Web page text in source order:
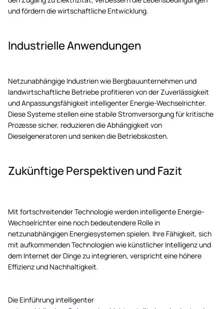
und fördern die wirtschaftliche Entwicklung.
Industrielle Anwendungen
Netzunabhängige Industrien wie Bergbauunternehmen und
landwirtschaftliche Betriebe profitieren von der Zuverlässigkeit
und Anpassungsfähigkeit intelligenter Energie-Wechselrichter.
Diese Systeme stellen eine stabile Stromversorgung für kritische
Prozesse sicher, reduzieren die Abhängigkeit von
Dieselgeneratoren und senken die Betriebskosten.
Zukünftige Perspektiven und Fazit
Mit fortschreitender Technologie werden intelligente Energie-
Wechselrichter eine noch bedeutendere Rolle in
netzunabhängigen Energiesystemen spielen. Ihre Fähigkeit, sich
mit aufkommenden Technologien wie künstlicher Intelligenz und
dem Internet der Dinge zu integrieren, verspricht eine höhere
Effizienz und Nachhaltigkeit.
Die Einführung intelligenter